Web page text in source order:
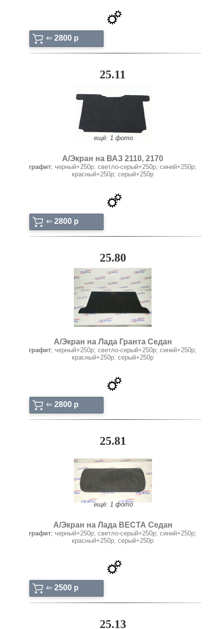
⇐ 2800 p
25.11
ещё: 1 фото
А/Экран на ВАЗ 2110, 2170
графит; черный+250р; светло-серый+250р; синий+250р;
красный+250р; серый+250р
⇐ 2800 p
25.80
А/Экран на Лада Гранта Седан
графит; черный+250р; светло-серый+250р; синий+250р;
красный+250р; серый+250р
⇐ 2800 p
25.81
ещё: 1 фото
А/Экран на Лада ВЕСТА Седан
графит; черный+250р; светло-серый+250р; синий+250р;
красный+250р; серый+250р
⇐ 2500 p
25.13